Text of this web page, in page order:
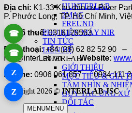
HUNTERLAB
2MAG
FREUND
PHỤ KIỆN MÁY NIR
TIN TỨC
LIÊN HỆ
INTERLAB
GIỚI THIỆU
MỤC TIÊU & GIÁ
TẦM NHÌN &
QUY TẮC ỨNG XỬ
ĐỐI TÁC
Địa chỉ: K1-33 Khu dân cư River
P. Phước Long, TP. Hồ Chí Minh,
Mã số thuế:0316129553
Điện thoại:+84 (28) 62 82 52 90 –
Hai@interLab.vn –Website:
Hotline: 0906 061 857 – 0934 111
Copyright 2026 © INTERLAB JSC
MENUMENU
☎
☎
Z
Z